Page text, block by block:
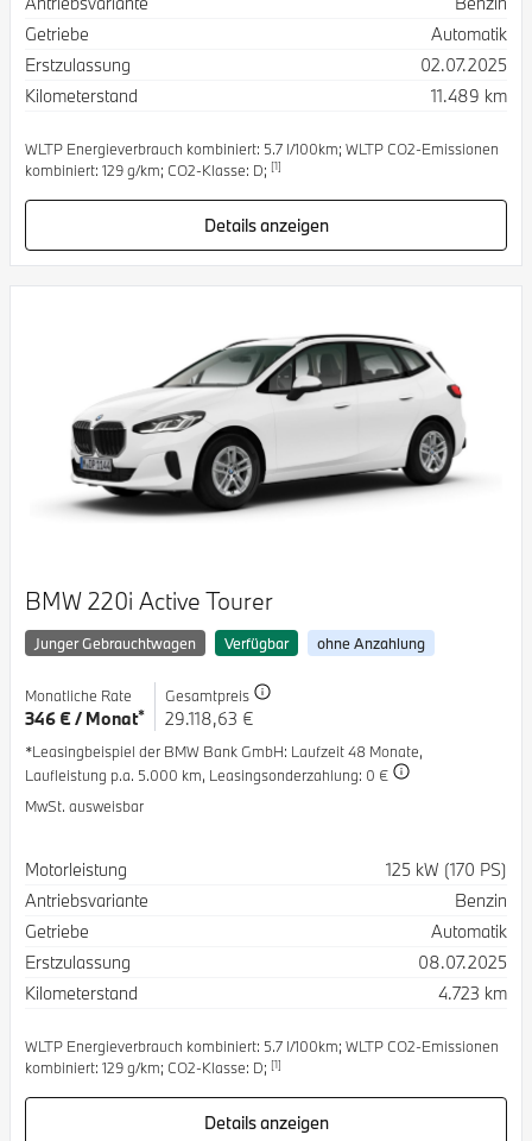
Getriebe
Automatik
Erstzulassung
02.07.2025
Kilometerstand
11.489 km
WLTP Energieverbrauch kombiniert: 5.7 l/100km; WLTP CO2-Emissionen
kombiniert: 129 g/km; CO2-Klasse: D; [1]
Details anzeigen
BMW 220i Active Tourer
Junger Gebrauchtwagen Verfügbar ohne Anzahlung
Monatliche Rate
346 € / Monat*
Gesamtpreis
29.118,63 €
*Leasingbeispiel der BMW Bank GmbH: Laufzeit 48 Monate,
Laufleistung p.a. 5.000 km, Leasingsonderzahlung: 0 €
MwSt. ausweisbar
Spezifikation
Motorleistung
125 kW (170 PS)
Antriebsvariante
Benzin
Getriebe
Automatik
Erstzulassung
08.07.2025
Kilometerstand
4.723 km
WLTP Energieverbrauch kombiniert: 5.7 l/100km; WLTP CO2-Emissionen
kombiniert: 129 g/km; CO2-Klasse: D; [1]
Details anzeigen